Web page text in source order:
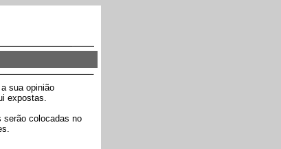
sua opinião
expostas.
serão colocadas no